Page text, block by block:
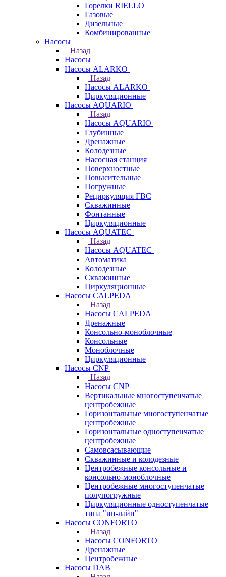
Горелки RIELLO
Газовые
Дизельные
Комбинированные
Насосы
Назад
Насосы
Насосы ALARKO
Назад
Насосы ALARKO
Циркуляционные
Насосы AQUARIO
Назад
Насосы AQUARIO
Глубинные
Дренажные
Колодезные
Насосная станция
Поверхностные
Повысительные
Погружные
Рециркуляция ГВС
Скважинные
Фонтанные
Циркуляционные
Насосы AQUATEC
Назад
Насосы AQUATEC
Автоматика
Колодезные
Скважинные
Циркуляционные
Насосы CALPEDA
Назад
Насосы CALPEDA
Дренажные
Консольно-моноблочные
Консольные
Моноблочные
Циркуляционные
Насосы CNP
Назад
Насосы CNP
Вертикальные многоступенчатые
центробежные
Горизонтальные многоступенчатые
центробежные
Горизонтальные одноступенчатые
центробежные
Самовсасывающие
Скважинные и колодезные
Центробежные консольные и
консольно-моноблочные
Центробежные многоступенчатые
полупогружные
Циркуляционные одноступенчатые
типа "ин-лайн"
Насосы CONFORTO
Назад
Насосы CONFORTO
Дренажные
Центробежные
Насосы DAB